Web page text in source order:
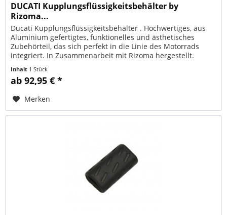
DUCATI Kupplungsflüssigkeitsbehälter by
Rizoma...
Ducati Kupplungsflüssigkeitsbehälter . Hochwertiges, aus
Aluminium gefertigtes, funktionelles und ästhetisches
Zubehörteil, das sich perfekt in die Linie des Motorrads
integriert. In Zusammenarbeit mit Rizoma hergestellt.
Inhalt 1 Stück
ab 92,95 € *
Merken